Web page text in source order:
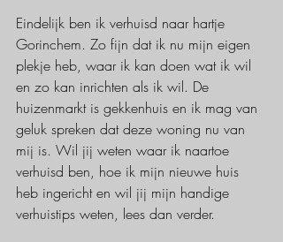
Eindelijk ben ik verhuisd naar hartje
Gorinchem. Zo fijn dat ik nu mijn eigen
plekje heb, waar ik kan doen wat ik wil
en zo kan inrichten als ik wil. De
huizenmarkt is gekkenhuis en ik mag van
geluk spreken dat deze woning nu van
mij is. Wil jij weten waar ik naartoe
verhuisd ben, hoe ik mijn nieuwe huis
heb ingericht en wil jij mijn handige
verhuistips weten, lees dan verder.